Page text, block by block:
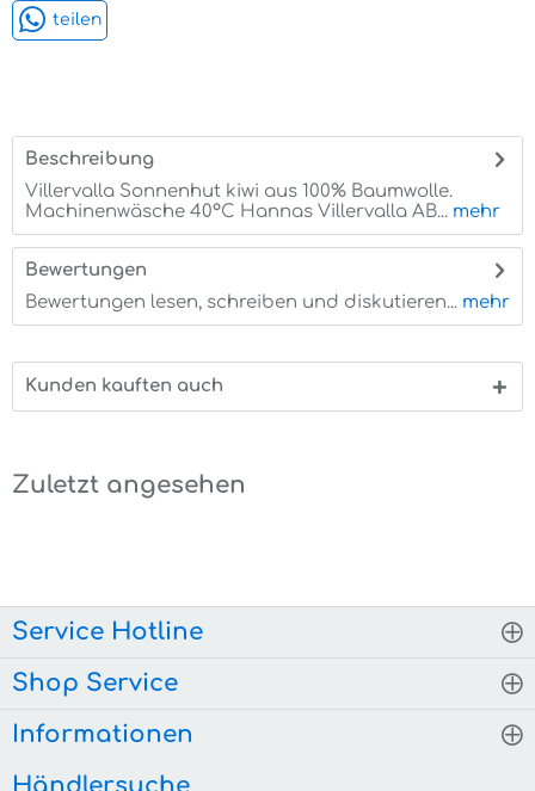
teilen
Beschreibung
Villervalla Sonnenhut kiwi aus 100% Baumwolle.
Machinenwäsche 40°C Hannas Villervalla AB... mehr
Bewertungen
Bewertungen lesen, schreiben und diskutieren... mehr
Kunden kauften auch
Zuletzt angesehen
Service Hotline
Shop Service
Informationen